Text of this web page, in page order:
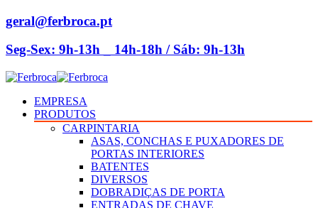
geral@ferbroca.pt
Seg-Sex: 9h-13h _ 14h-18h / Sáb: 9h-13h
EMPRESA
PRODUTOS
CARPINTARIA
ASAS, CONCHAS E PUXADORES DE
PORTAS INTERIORES
BATENTES
DIVERSOS
DOBRADIÇAS DE PORTA
ENTRADAS DE CHAVE